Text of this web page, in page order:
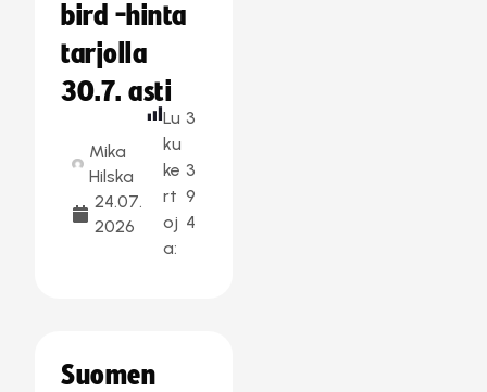
bird -hinta
tarjolla
30.7. asti
Mika
Hilska
24.07.
2026
Lu
ku
ke
rt
oj
a:
3
3
9
4
Suomen